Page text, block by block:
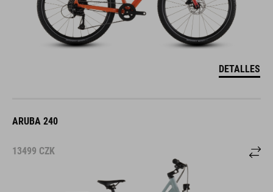
DETALLES
ARUBA 240
13499 CZK